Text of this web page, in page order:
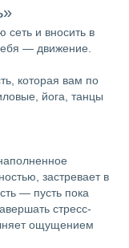
сеть и вносить в
— движение.
которая вам по
йога, танцы
застревает в
— пусть пока
стресс-
ощущением